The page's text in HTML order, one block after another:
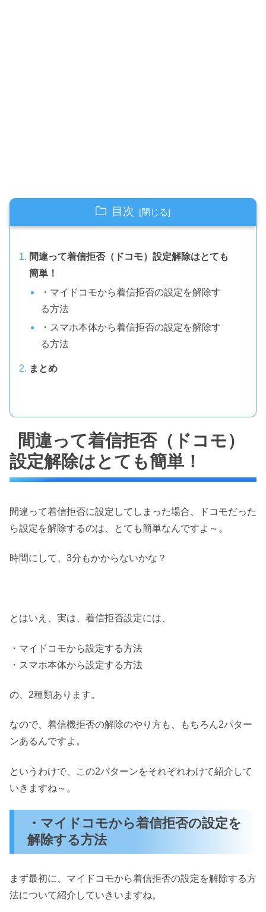
目次
間違って着信拒否（ドコモ）設定解除はとても
簡単！
・マイドコモから着信拒否の設定を解除す
る方法
・スマホ本体から着信拒否の設定を解除す
る方法
まとめ
間違って着信拒否（ドコモ）
設定解除はとても簡単！
間違って着信拒否に設定してしまった場合、ドコモだった
ら設定を解除するのは、とても簡単なんですよ～。
時間にして、3分もかからないかな？
とはいえ、実は、着信拒否設定には、
・マイドコモから設定する方法
・スマホ本体から設定する方法
の、2種類あります。
なので、着信機拒否の解除のやり方も、もちろん2パター
ンあるんですよ。
というわけで、この2パターンをそれぞれわけて紹介して
いきますね～。
・マイドコモから着信拒否の設定を
解除する方法
まず最初に、マイドコモから着信拒否の設定を解除する方
法について紹介していきいますね。